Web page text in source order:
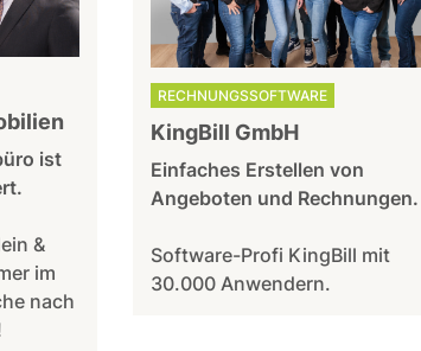
ist
&
im
nach
RECHNUNGSSOFTWARE
KingBill GmbH
Einfaches Erstellen von
Angeboten und Rechnungen.
Software-Profi KingBill mit
30.000 Anwendern.